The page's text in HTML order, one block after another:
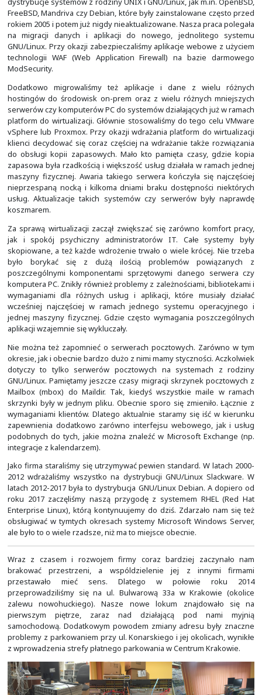
W tym samym lokalu mieliśmy dwie sale
dolnym rogu widać sprzęt firmy Cisco Systems
prowadzili tam zajęcia w ramach Akademii Cisco.
Transport coraz to większej ilości sprzętu nie
Urządzenia firmy Cisco Systems swoje ważą. Dlatego
został przyjęty bardzo ekonomiczny i przyjazny
dostawczy, specjalnego przeznaczenia zwany "Henryk".
2012 roku postawiliśmy na "zieloną kulturę" w naszej
jej pionierem. Nie da się ukryć, że dziś cały rynek
przykładem. Widać go w prawym górnym rogu
uwieczniony w trakcie dostawy przełącznika Cisco
jednego z Call Center w Krakowie - nieopodal
Zamówili takie dwa, oczywiście z dostawą.
Zarówno tamte czasy, miejsca, jak również i okolice
pozytywnie wspominamy.
W tamtych latach największą ilość comiesięcznych prac
administracja systemami GNU/Linux. Były to głównie
dystrybucje systemów z rodziny UNIX i GNU/Linux, jak
FreeBSD, Mandriva czy Debian, które były
rokiem 2005 i potem już nigdy nieaktualizowane. Nasza
na migracji danych i aplikacji do nowego,
GNU/Linux. Przy okazji zabezpieczaliśmy aplikacje
technologii WAF (Web Application Firewall) na
ModSecurity.
Dodatkowo migrowaliśmy też aplikacje i dane z
hostingów do środowisk on-prem oraz z wielu
serwerów czy komputerów PC do systemów działających
platform do wirtualizacji. Głównie stosowaliśmy do tego
vSphere lub Proxmox. Przy okazji wdrażania platform
klienci decydować się coraz częściej na wdrażanie
do obsługi kopii zapasowych. Mało kto pamięta
zapasowa była rzadkością i większość usług działała w
maszyny fizycznej. Awaria takiego serwera kończyła
nieprzespaną nocką i kilkoma dniami braku
usług. Aktualizacje takich systemów czy serwerów
koszmarem.
Za sprawą wirtualizacji zaczął zwiększać się zarówno
jak i spokój psychiczny administratorów IT. Całe
skopiowane, a też każde wdrożenie trwało o wiele
było borykać się z dużą ilością problemów
poszczególnymi komponentami sprzętowymi danego